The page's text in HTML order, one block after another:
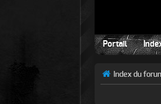
Portail
Index du